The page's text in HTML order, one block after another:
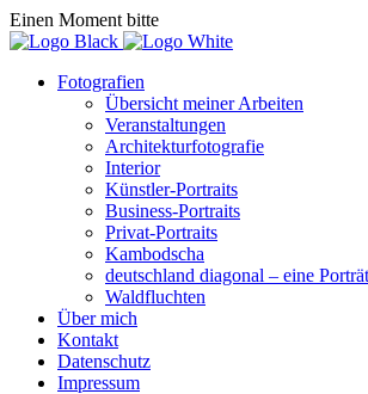
Einen Moment bitte
Fotografien
Übersicht meiner Arbeiten
Veranstaltungen
Architekturfotografie
Interior
Künstler-Portraits
Business-Portraits
Privat-Portraits
Kambodscha
deutschland diagonal – eine
Waldfluchten
Über mich
Kontakt
Datenschutz
Impressum